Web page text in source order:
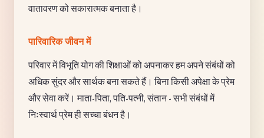
वातावरण को सकारात्मक बनाता है।
पारिवारिक जीवन में
परिवार में विभूति योग की शिक्षाओं को अपनाकर हम अपने संबंधों को
अधिक सुंदर और सार्थक बना सकते हैं। बिना किसी अपेक्षा के प्रेम
और सेवा करें। माता-पिता, पति-पत्नी, संतान - सभी संबंधों में
निःस्वार्थ प्रेम ही सच्चा बंधन है।